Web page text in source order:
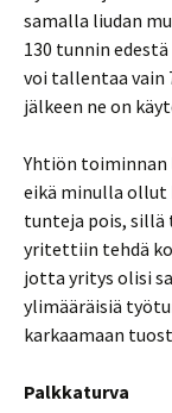
samalla liudan
130 tunnin
voi tallentaa vain
jälkeen ne on
Yhtiön
eikä minulla ollut
tunteja pois, sillä
yritettiin tehdä
jotta yritys olisi
ylimääräisiä
karkaamaan
Palkkaturva